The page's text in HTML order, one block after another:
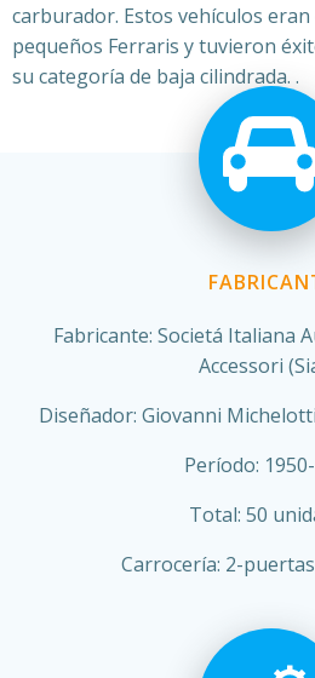
carburador. Estos vehículos
pequeños Ferraris y tuvieron
su categoría de baja cilindrada. .
Fabricante: Societá Italiana
Accessori
Diseñador: Giovanni
Período:
Total: 50
Carrocería: 2-